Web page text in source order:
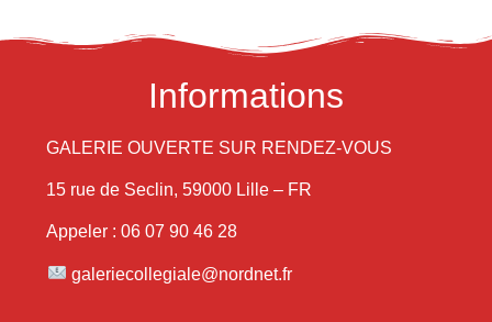
Informations
GALERIE OUVERTE SUR RENDEZ-VOUS
15 rue de Seclin, 59000 Lille – FR
Appeler : 06 07 90 46 28
galeriecollegiale@nordnet.fr